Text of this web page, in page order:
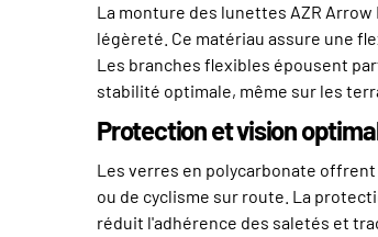
La monture des lunettes AZR
légèreté. Ce matériau assure une
Les branches flexibles épousent
stabilité optimale, même sur les
Protection et vision
Les verres en polycarbonate
ou de cyclisme sur route. La
réduit l'adhérence des saletés et